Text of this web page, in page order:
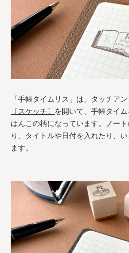
「手帳タイムリス」は、タッチア
〔スケッチ〕 を開いて、手帳タイ
はんこの柄になっています。ノー
り、タイトルや日付を入れたり、
ます。